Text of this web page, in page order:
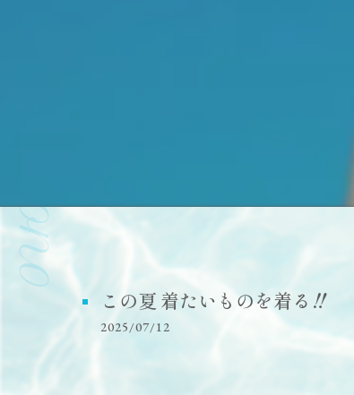
この夏 着たいものを着る‼️
2025/07/12